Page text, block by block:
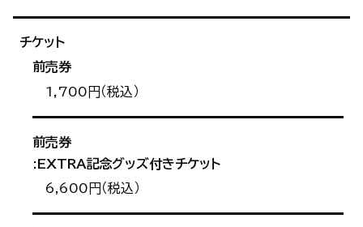
チケット
前売券
1,700円（税込）
前売券
:EXTRA記念グッズ付きチケット
6,600円（税込）